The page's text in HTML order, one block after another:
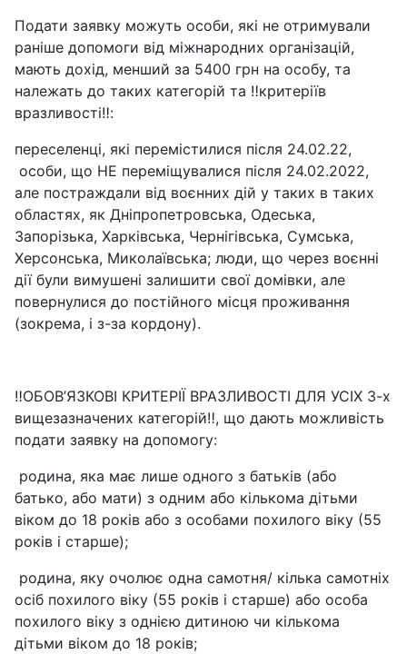
Подати заявку можуть особи, які не отримували
раніше допомоги від міжнародних організацій,
мають дохід, менший за 5400 грн на особу, та
належать до таких категорій та ‼️критеріїв
вразливості‼️:
переселенці, які перемістилися після 24.02.22,
особи, що НЕ переміщувалися після 24.02.2022,
але постраждали від воєнних дій у таких в таких
областях, як Дніпропетровська, Одеська,
Запорізька, Харківська, Чернігівська, Сумська,
Херсонська, Миколаївська; люди, що через воєнні
дії були вимушені залишити свої домівки, але
повернулися до постійного місця проживання
(зокрема, і з-за кордону).
‼️ОБОВ’ЯЗКОВІ КРИТЕРІЇ ВРАЗЛИВОСТІ ДЛЯ УСІХ 3-х
вищезазначених категорій‼️, що дають можливість
подати заявку на допомогу:
родина, яка має лише одного з батьків (або
батько, або мати) з одним або кількома дітьми
віком до 18 років або з особами похилого віку (55
років і старше);
родина, яку очолює одна самотня/ кілька самотніх
осіб похилого віку (55 років і старше) або особа
похилого віку з однією дитиною чи кількома
дітьми віком до 18 років;